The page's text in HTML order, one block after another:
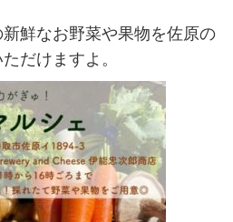
鮮なお野菜や果物を佐原の
だけますよ。